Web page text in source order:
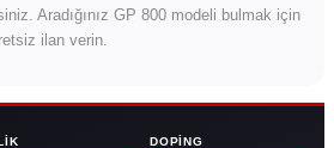
Aradığınız GP 800 modeli bulmak için
ilan verin.
DOPING